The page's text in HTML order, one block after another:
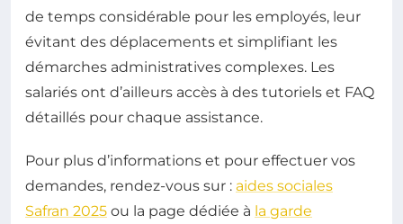
de temps considérable pour les employés, leur
évitant des déplacements et simplifiant les
démarches administratives complexes. Les
salariés ont d’ailleurs accès à des tutoriels et FAQ
détaillés pour chaque assistance.
Pour plus d’informations et pour effectuer vos
demandes, rendez-vous sur : aides sociales
Safran 2025 ou la page dédiée à la garde